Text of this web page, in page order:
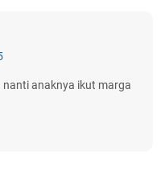
nanti anaknya ikut marga